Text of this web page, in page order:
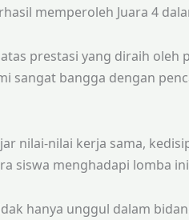
memperoleh Juara 4
prestasi yang diraih oleh
sangat bangga dengan
nilai-nilai kerja sama,
siswa menghadapi lomba
hanya unggul dalam